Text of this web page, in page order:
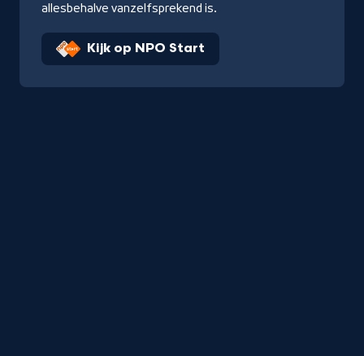
allesbehalve vanzelfsprekend is.
Kijk op NPO Start